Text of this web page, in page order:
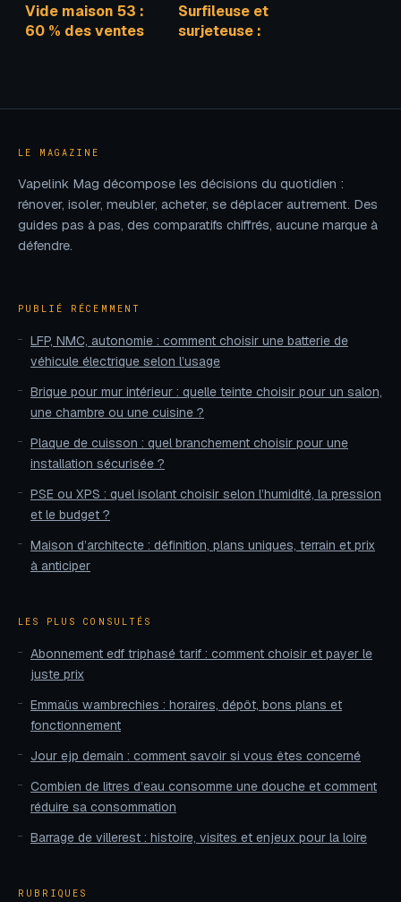
Vide maison 53 :
60 % des ventes
réussir
Surfileuse et
surjeteuse :
professionnelles
LE MAGAZINE
Vapelink Mag décompose les décisions du quotidien :
rénover, isoler, meubler, acheter, se déplacer autrement. Des
guides pas à pas, des comparatifs chiffrés, aucune marque à
défendre.
PUBLIÉ RÉCEMMENT
LFP, NMC, autonomie : comment choisir une batterie de
véhicule électrique selon l’usage
Brique pour mur intérieur : quelle teinte choisir pour un salon,
une chambre ou une cuisine ?
Plaque de cuisson : quel branchement choisir pour une
installation sécurisée ?
PSE ou XPS : quel isolant choisir selon l’humidité, la pression
et le budget ?
Maison d’architecte : définition, plans uniques, terrain et prix
à anticiper
LES PLUS CONSULTÉS
Abonnement edf triphasé tarif : comment choisir et payer le
juste prix
Emmaüs wambrechies : horaires, dépôt, bons plans et
fonctionnement
Jour ejp demain : comment savoir si vous êtes concerné
Combien de litres d’eau consomme une douche et comment
réduire sa consommation
Barrage de villerest : histoire, visites et enjeux pour la loire
RUBRIQUES